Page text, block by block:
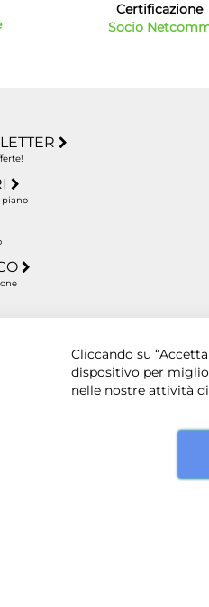
Certificazione
Socio
piano
S.R.L. Cap. Soc. 50.000 €